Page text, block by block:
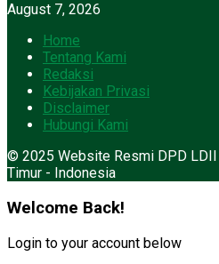
August 7, 2026
Home
Tentang Kami
Redaksi
Kebijakan Privasi
Disclaimer
Hubungi Kami
© 2025 Website Resmi DPD LDII
Timur - Indonesia
Welcome Back!
Login to your account below